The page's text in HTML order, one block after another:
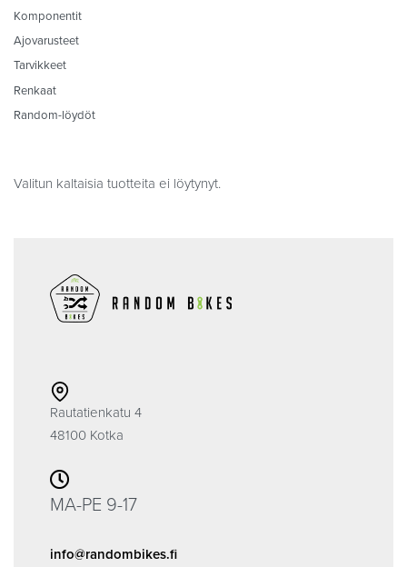
Komponentit
Ajovarusteet
Tarvikkeet
Renkaat
Random-löydöt
Valitun kaltaisia tuotteita ei löytynyt.
Rautatienkatu 4
48100 Kotka
MA-PE 9-17
info@randombikes.fi